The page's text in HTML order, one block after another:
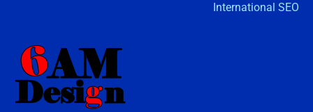
International SEO